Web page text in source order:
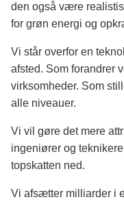
den også være
for grøn energi og
Vi står overfor en
afsted. Som forandrer
virksomheder. Som
alle niveauer.
Vi vil gøre det mere
ingeniører og
topskatten ned.
Vi afsætter milliarder i